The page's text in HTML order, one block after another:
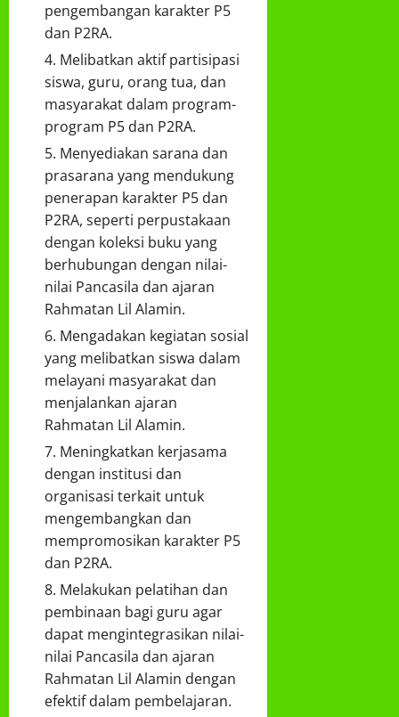
pengembangan karakter P5
dan P2RA.
Melibatkan aktif partisipasi
siswa, guru, orang tua, dan
masyarakat dalam program-
program P5 dan P2RA.
Menyediakan sarana dan
prasarana yang mendukung
penerapan karakter P5 dan
P2RA, seperti perpustakaan
dengan koleksi buku yang
berhubungan dengan nilai-
nilai Pancasila dan ajaran
Rahmatan Lil Alamin.
Mengadakan kegiatan sosial
yang melibatkan siswa dalam
melayani masyarakat dan
menjalankan ajaran
Rahmatan Lil Alamin.
Meningkatkan kerjasama
dengan institusi dan
organisasi terkait untuk
mengembangkan dan
mempromosikan karakter P5
dan P2RA.
Melakukan pelatihan dan
pembinaan bagi guru agar
dapat mengintegrasikan nilai-
nilai Pancasila dan ajaran
Rahmatan Lil Alamin dengan
efektif dalam pembelajaran.